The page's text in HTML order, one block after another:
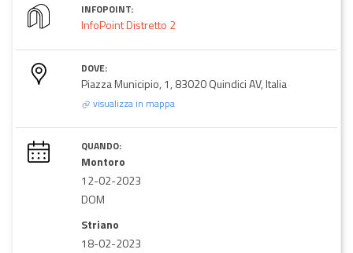
INFOPOINT:
InfoPoint Distretto 2
DOVE:
Piazza Municipio, 1, 83020 Quindici AV, Italia
visualizza in mappa
QUANDO:
Montoro
12-02-2023
DOM
Striano
18-02-2023